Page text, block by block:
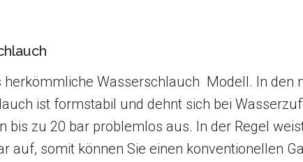
Wasserschlauch Modell. In den
ist formstabil und dehnt sich bei
bis zu 20 bar problemlos aus. In der Regel
auf, somit können Sie einen konventionellen